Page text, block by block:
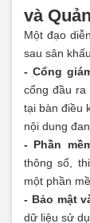
và
Một đạo
sau sân khấu.
- Cổng
cổng đầu ra
tại bàn điều
nội dung
- Phần
thông số,
một phần
- Bảo mật
dữ liệu sử